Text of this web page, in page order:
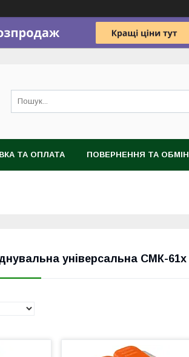
ТА ОПЛАТА ПОВЕРНЕННЯ ТА ОБМІН
універсальна СМК-61х